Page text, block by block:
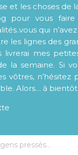
et les choses de
pour vous faire
qui
les lignes des
livrerai mes
la semaine. Si
vôtres, n’hésitez
Alors… à bientôt
pressés...